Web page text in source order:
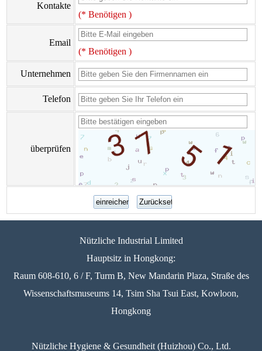
Kontakte
(* Benötigen )
Email
(* Benötigen )
Unternehmen
Telefon
überprüfen
Nützliche Industrial Limited
Hauptsitz in Hongkong:
Raum 608-610, 6 / F, Turm B, New Mandarin Plaza, Straße des
Wissenschaftsmuseums 14, Tsim Sha Tsui East, Kowloon,
Hongkong
Nützliche Hygiene & Gesundheit (Huizhou) Co., Ltd.